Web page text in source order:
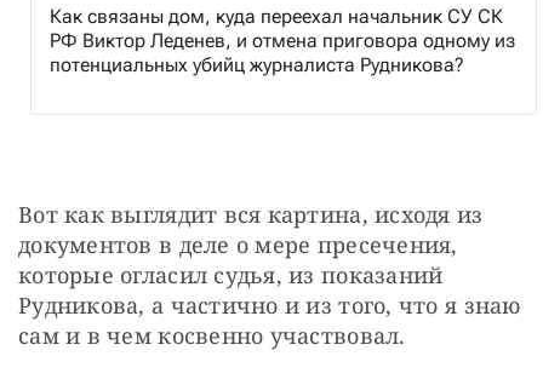
Как связаны дом, куда переехал начальник СУ СК
РФ Виктор Леденев, и отмена приговора одному из
потенциальных убийц журналиста Рудникова?
Вот как выглядит вся картина, исходя из
документов в деле о мере пресечения,
которые огласил судья, из показаний
Рудникова, а частично и из того, что я знаю
сам и в чем косвенно участвовал.